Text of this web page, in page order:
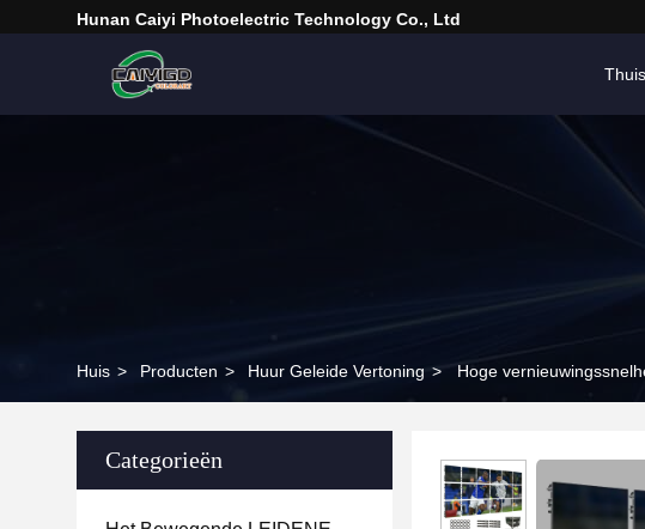
Hunan Caiyi Photoelectric Technology Co., Ltd
Thuis
Huis > Producten > Huur Geleide Vertoning > Hoge
Categorieën